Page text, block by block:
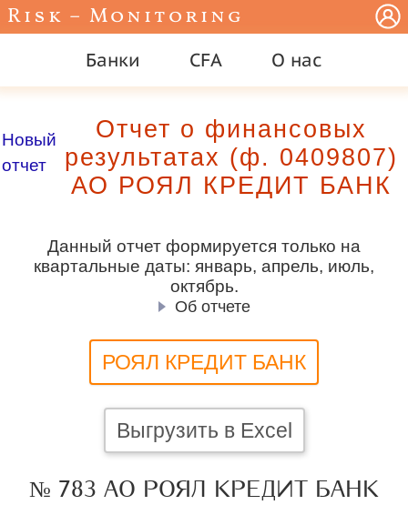
Risk – Monitoring
Банки CFA О нас
Новый
отчет
Отчет о финансовых
результатах (ф. 0409807)
АО РОЯЛ КРЕДИТ БАНК
Данный отчет формируется только на
квартальные даты: январь, апрель, июль,
октябрь.
Об отчете
РОЯЛ КРЕДИТ БАНК
Выгрузить в Excel
№ 783 АО РОЯЛ КРЕДИТ БАНК